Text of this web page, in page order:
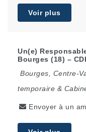
Voir plus
Un(e)
Bourges (18) – CDI
Bourges, Centre-
temporaire &
Envoyer à un